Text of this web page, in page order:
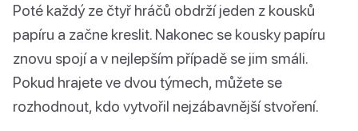
Poté každý ze čtyř hráčů obdrží jeden z kousků
papíru a začne kreslit. Nakonec se kousky papíru
znovu spojí a v nejlepším případě se jim smáli.
Pokud hrajete ve dvou týmech, můžete se
rozhodnout, kdo vytvořil nejzábavnější stvoření.